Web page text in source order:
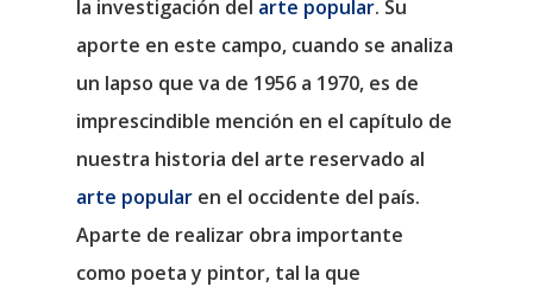
la investigación del arte popular. Su
aporte en este campo, cuando se analiza
un lapso que va de 1956 a 1970, es de
imprescindible mención en el capítulo de
nuestra historia del arte reservado al
arte popular en el occidente del país.
Aparte de realizar obra importante
como poeta y pintor, tal la que